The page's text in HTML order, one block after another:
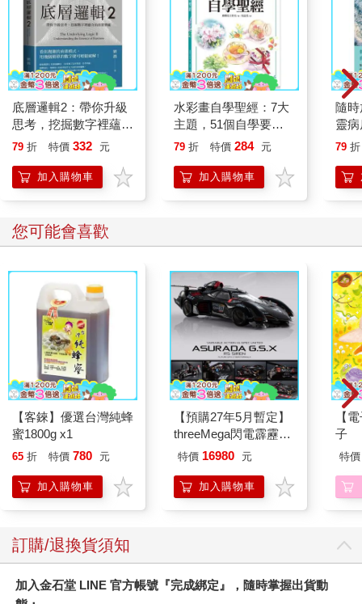
章開始。
你並不需要做出什麼大事才能成功。你需要的只是踏出一小步。
然後再一步，一步又一步。
一段成功的旅程，起點可能是一句簡單讚美、一次拍背鼓勵，或
是跟孩子一起參加狩獵營。
從哪裡起步並不重要，重要的是踏出第一步。而你只是還沒開始
而已。
找到那股熱情，你就會找到你的目標與使命。
搞清楚什麼事物能帶給你快樂。
沿著能帶給你充實感的道路前進。
只要有這些東西，我就能感到幸福與快樂：荒山野外、一把好
弓、一柄鋒利的刀、耐穿的靴子、堅定的精神，以及迎面而來的
風。有了這些，我就能去做我生來該做的事——弓獵。
那你呢？
（摘文3）
先付出，紀律便隨之而來
我已經在同一家公司任職了二十五年。
我從來沒有請病假，我從來不會缺席。
人們在知道我從弓獵副業賺的錢更多之後，總是會問我為何不辭
掉正職。既然敬業態度是我唯一精通的事，而我在公用事業公司
的工作，便是培育那種敬業態度的重要一環，這就使我感覺自己
受到感召，應該留在那裡繼續工作。我真心喜歡我的下屬與同
事。我相信他們，希望他們成功。又或許我只是有顆忠誠之心？
此外，我從來不放棄，也不打算現在開始這麼做。
對我來說，獲得那份工作意義重大，所以我很難這麼說：「嘿，
能做出那種事。我仍然會運用假期去打獵，但也會去上班。要取
得其中的平衡，只不過代表我每天得更努力一些。我喜歡在我工
的人。
事實上，我總是非常努力工作，因為我從未真心覺得自己擁有充
沛的天賦與才能。如果我沒有一個固定的工作，我會感覺很不自
然。我覺得那種生活是保留給某些明星人物，而我並不認為自己
底層邏輯2：帶你升級
思考，挖掘數字裡蘊含
的商業寶藏
79 折 特價 332 元
加入購物車
水彩畫自學聖經：7大
主題，51個自學要
點，一本最全面的水彩
79 折 特價 284 元
加入購物車
隨
靈
分
79 折
您可能會喜歡
【客錸】優選台灣純蜂
蜜1800g x1
65 折 特價 780 元
加入購物車
【預購27年5月暫定】
threeMega閃電霹靂車
VA Hi-SPEC UNITED
SIREN 黑色限定
特價 16980 元
加入購物車
【
子
特價
訂購/退換貨須知
加入金石堂 LINE 官方帳號『完成綁定』，隨時掌握出貨動